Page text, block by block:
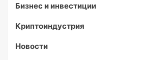
Бизнес и инвестиции
Криптоиндустрия
Новости